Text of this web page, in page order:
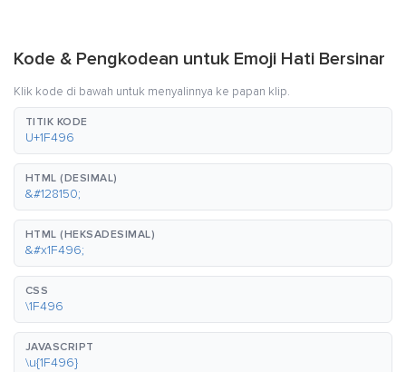
Kode & Pengkodean untuk Emoji Hati Bersinar
Klik kode di bawah untuk menyalinnya ke papan klip.
TITIK KODE
U+1F496
HTML (DESIMAL)
&#128150;
HTML (HEKSADESIMAL)
&#x1F496;
CSS
\1F496
JAVASCRIPT
\u{1F496}